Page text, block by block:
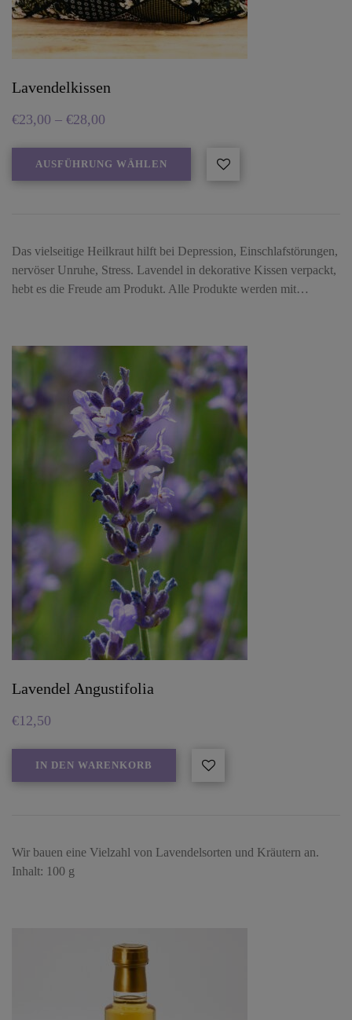
Lavendelkissen
€23,00 – €28,00
AUSFÜHRUNG WÄHLEN
Das vielseitige Heilkraut hilft bei Depression, Einschlafstörungen,
nervöser Unruhe, Stress. Lavendel in dekorative Kissen verpackt,
hebt es die Freude am Produkt. Alle Produkte werden mit…
Lavendel Angustifolia
€12,50
IN DEN WARENKORB
Wir bauen eine Vielzahl von Lavendelsorten und Kräutern an.
Inhalt: 100 g